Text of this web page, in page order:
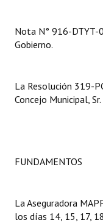
Informes de Gestión
Actas de Sesión
NORMATIVA
Nota N° 916-DTYT-
Gobierno.
La Resolución 319-
Concejo Municipal,
FUNDAMENTOS
La Aseguradora
los días 14, 15, 17,